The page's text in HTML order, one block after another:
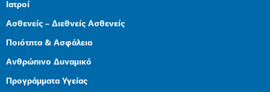
Ιατροί
Ασθενείς – Διεθνείς Ασθενείς
Ποιότητα & Ασφάλεια
Ανθρώπινο Δυναμικό
Προγράμματα Υγείας